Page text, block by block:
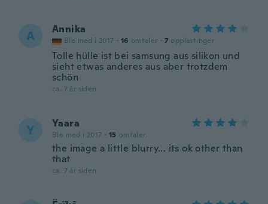
A Annika
Ble med i 2017 · 16 omtaler · 7 opplastinger
Tolle hülle ist bei samsung aus silikon und
sieht etwas anderes aus aber trotzdem
schön
ca. 7 år siden
Y Yaara
Ble med i 2017 · 15 omtaler
the image a little blurry... its ok other than
that
ca. 7 år siden